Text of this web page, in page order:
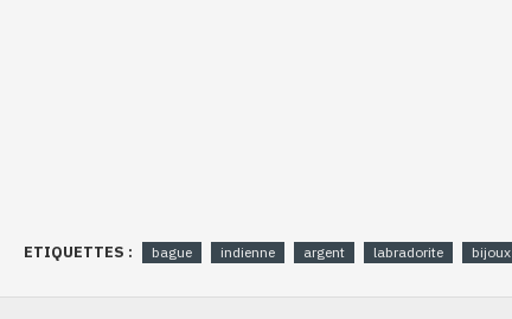
ETIQUETTES : bague indienne argent labradorite bijoux